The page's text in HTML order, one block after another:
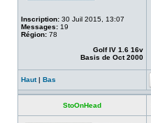
Inscription: 30 Juil 2015, 13:07
Messages: 19
Région: 78
Golf IV 1.6 16v
Basis de Oct 2000
Haut| Bas
StoOnHead